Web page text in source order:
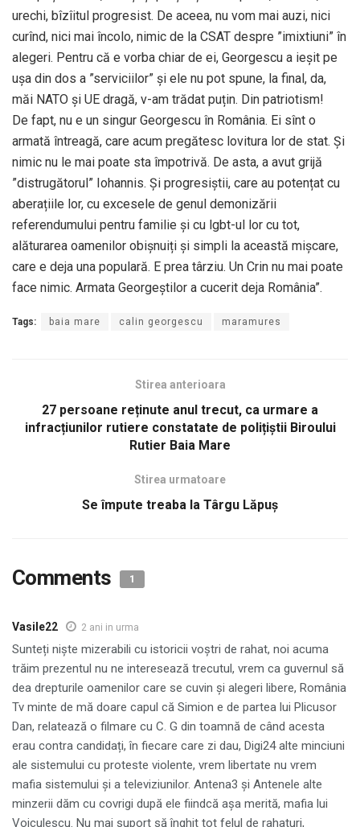
urechi, bîzîitul progresist. De aceea, nu vom mai auzi, nici
curînd, nici mai încolo, nimic de la CSAT despre ”imixtiuni” în
alegeri. Pentru că e vorba chiar de ei, Georgescu a ieșit pe
ușa din dos a ”serviciilor” și ele nu pot spune, la final, da,
măi NATO și UE dragă, v-am trădat puțin. Din patriotism!
De fapt, nu e un singur Georgescu în România. Ei sînt o
armată întreagă, care acum pregătesc lovitura lor de stat. Și
nimic nu le mai poate sta împotrivă. De asta, a avut grijă
”distrugătorul” Iohannis. Și progresiștii, care au potențat cu
aberațiile lor, cu excesele de genul demonizării
referendumului pentru familie și cu lgbt-ul lor cu tot,
alăturarea oamenilor obișnuiți și simpli la această mișcare,
care e deja una populară. E prea târziu. Un Crin nu mai poate
face nimic. Armata Georgeștilor a cucerit deja România”.
Tags: baia mare calin georgescu maramures
Stirea anterioara
27 persoane reținute anul trecut, ca urmare a
infracțiunilor rutiere constatate de polițiștii Biroului
Rutier Baia Mare
Stirea urmatoare
Se împute treaba la Târgu Lăpuș
Comments 1
Vasile22 2 ani in urma
Sunteți niște mizerabili cu istoricii voștri de rahat, noi acuma
trăim prezentul nu ne interesează trecutul, vrem ca guvernul să
dea drepturile oamenilor care se cuvin și alegeri libere, România
Tv minte de mă doare capul că Simion e de partea lui Plicusor
Dan, relatează o filmare cu C. G din toamnă de când acesta
erau contra candidați, în fiecare care zi dau, Digi24 alte minciuni
ale sistemului cu proteste violente, vrem libertate nu vrem
mafia sistemului și a televiziunilor. Antena3 și Antenele alte
minzerii dăm cu covrigi după ele fiindcă așa merită, mafia lui
Voiculescu. Nu mai suport să înghit tot felul de rahaturi,